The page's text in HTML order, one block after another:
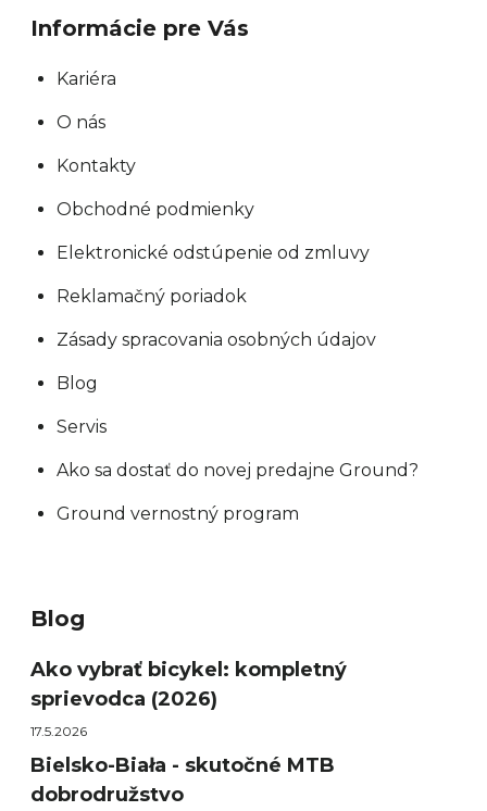
Informácie pre Vás
Kariéra
O nás
Kontakty
Obchodné podmienky
Elektronické odstúpenie od zmluvy
Reklamačný poriadok
Zásady spracovania osobných údajov
Blog
Servis
Ako sa dostať do novej predajne Ground?
Ground vernostný program
Blog
Ako vybrať bicykel: kompletný
sprievodca (2026)
17.5.2026
Bielsko-Biała - skutočné MTB
dobrodružstvo